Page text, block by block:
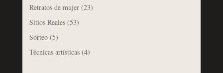
Retratos de mujer(23)
Sitios Reales(53)
Sorteo(5)
Técnicas artísticas(4)